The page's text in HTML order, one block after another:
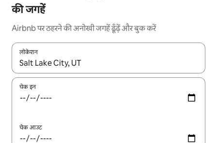
की जगहें
Airbnb पर ठहरने की अनोखी जगहें ढूँढ़ें और बुक करें
लोकेशन
नतीजों के उपलब्ध होने पर, अप और डाउन 'ऐरो की' का इस्तेमाल करके नेविगेट
चेक इन
चेक आउट